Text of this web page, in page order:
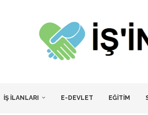
İŞ İLANLARI E-DEVLET EĞİTİM